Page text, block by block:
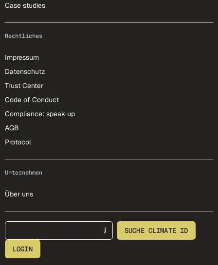
Case studies
Rechtliches
Impressum
Datenschutz
Trust Center
Code of Conduct
Compliance: speak up
AGB
Protocol
Unternehmen
Über uns
footer-25-meta SUCHE CLIMATE ID
LOGIN